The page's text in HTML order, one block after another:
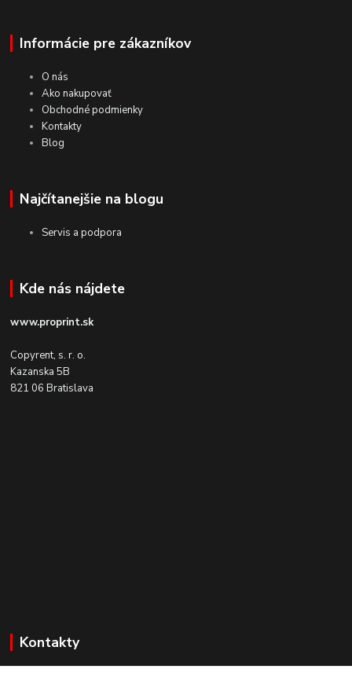
Informácie pre zákazníkov
O nás
Ako nakupovať
Obchodné podmienky
Kontakty
Blog
Najčítanejšie na blogu
Servis a podpora
Kde nás nájdete
www.proprint.sk
Copyrent, s. r. o.
Kazanska 5B
821 06 Bratislava
Kontakty